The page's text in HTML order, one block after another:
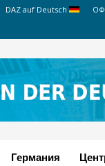
DAZ auf Deutsch ОФ
Германия